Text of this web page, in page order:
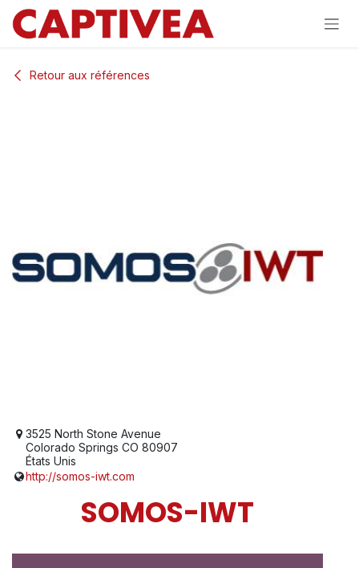
Se rendre au contenu
Retour aux références
3525 North Stone Avenue
Colorado Springs CO 80907
États Unis
http://somos-iwt.com
SOMOS-IWT